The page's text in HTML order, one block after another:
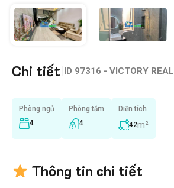
Chi tiết ID 97316 - VICTORY REAL
Phòng ngủ
4
Phòng tắm
4
Diện tích
42m²
Thông tin chi tiết